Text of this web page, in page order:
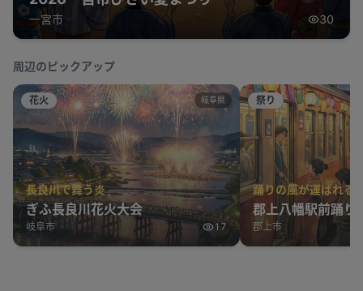
一宮市 30
周辺のピックアップ
花火 岐阜県
長良川で舞う炎
ぎふ長良川花火大会
岐阜市 17
祭り
踊りの風が運ばれる
郡上八幡駅前踊り
郡上市